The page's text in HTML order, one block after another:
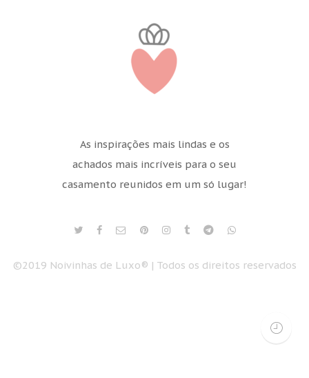
As inspirações mais lindas e os
achados mais incríveis para o seu
casamento reunidos em um só lugar!
©2019 Noivinhas de Luxo® | Todos os direitos reservados